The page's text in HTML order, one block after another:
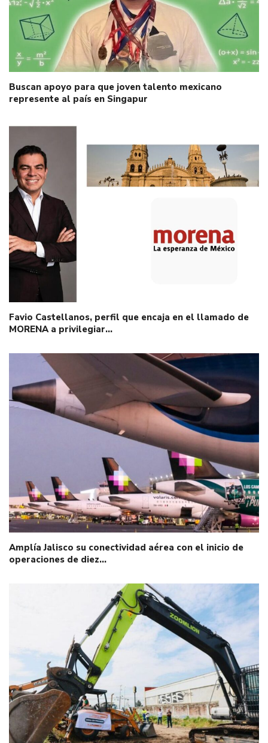
Buscan apoyo para que joven talento mexicano
represente al país en Singapur
Favio Castellanos, perfil que encaja en el llamado de
MORENA a privilegiar…
Amplía Jalisco su conectividad aérea con el inicio de
operaciones de diez…